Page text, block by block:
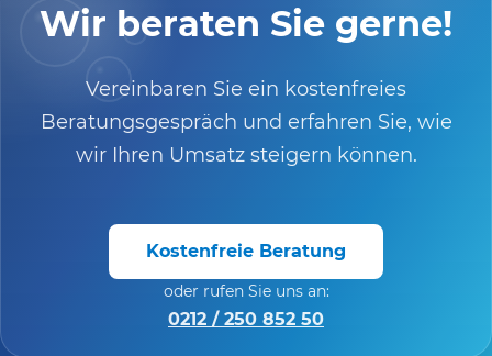
Wir beraten Sie gerne!
Vereinbaren Sie ein kostenfreies
Beratungsgespräch und erfahren Sie, wie
wir Ihren Umsatz steigern können.
Kostenfreie Beratung
oder rufen Sie uns an:
0212 / 250 852 50